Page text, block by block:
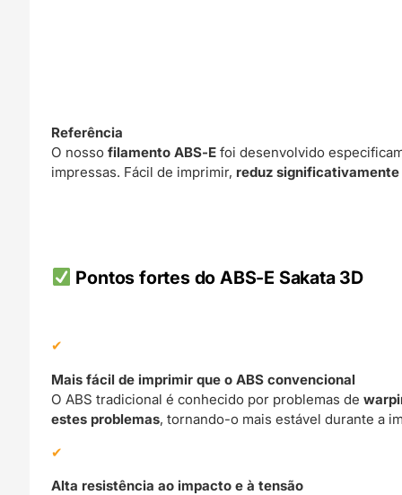
Referência
O nossofilamento ABS‑E foi desenvolvido
impressas. Fácil de imprimir, reduz
Pontos fortes do ABS‑E Sakata 3D
Mais fácil de imprimir que o ABS convencional
O ABS tradicional é conhecido por problemas de
estes problemas, tornando-o mais estável durante a
Alta resistência ao impacto e à tensão